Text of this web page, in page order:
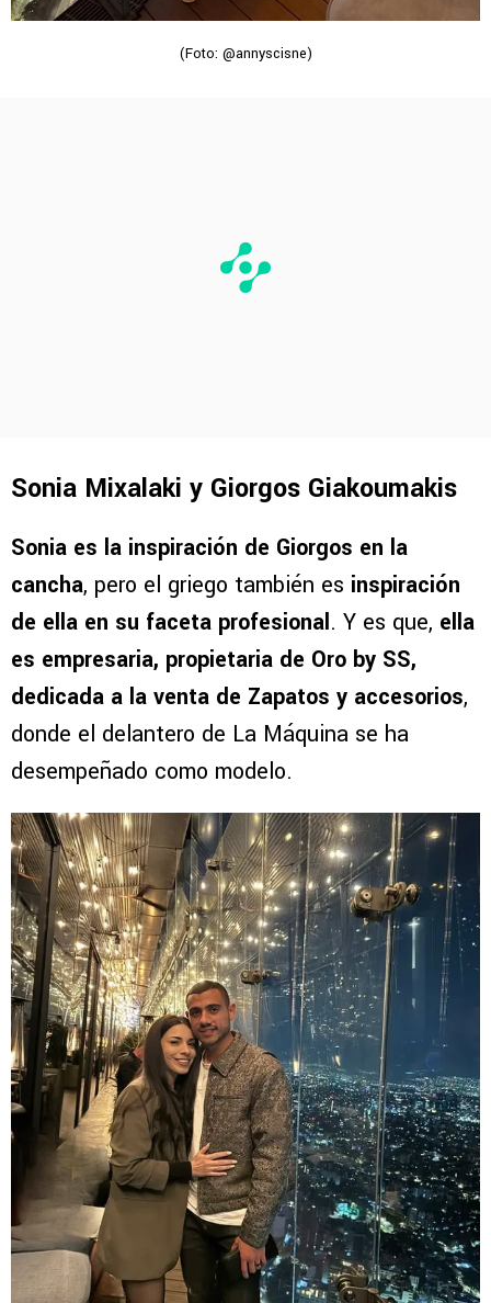
(Foto: @annyscisne)
Sonia Mixalaki y Giorgos Giakoumakis
Sonia es la inspiración de Giorgos en la
cancha, pero el griego también es inspiración
de ella en su faceta profesional. Y es que, ella
es empresaria, propietaria de Oro by SS,
dedicada a la venta de Zapatos y accesorios,
donde el delantero de La Máquina se ha
desempeñado como modelo.